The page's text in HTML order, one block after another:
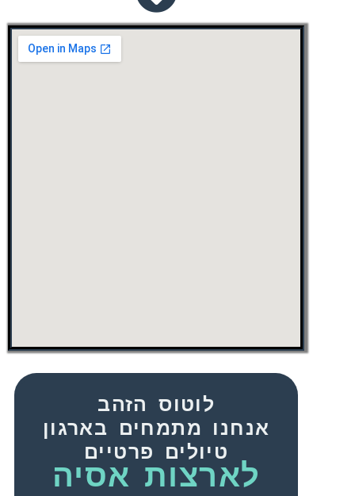
לוטוס הזהב
אנחנו מתמחים בארגון
טיולים פרטיים
לארצות אסיה